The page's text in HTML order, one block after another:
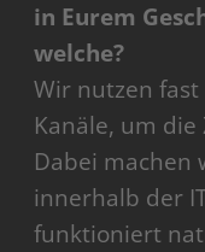
in Eurem
welche?
Wir nutzen fast
Kanäle, um
Dabei machen
innerhalb der
funktioniert